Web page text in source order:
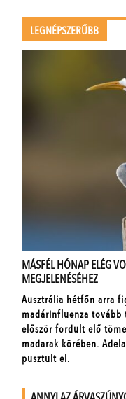
LEGNÉPSZERŰBB